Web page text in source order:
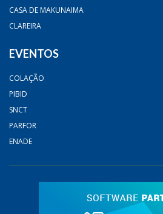
CASA DE MAKUNAIMA
CLAREIRA
EVENTOS
COLAÇÃO
PIBID
SNCT
PARFOR
ENADE